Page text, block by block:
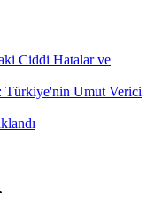
Ciddi Hatalar ve
Türkiye'nin Umut Verici